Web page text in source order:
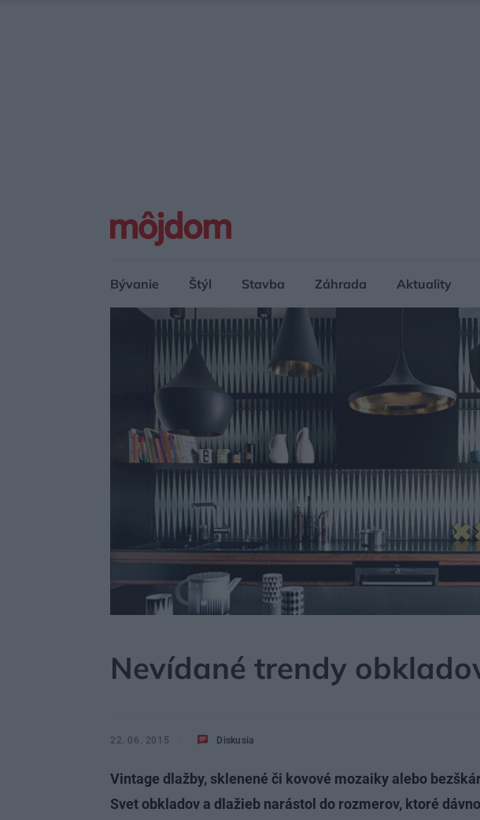
Bývanie Štýl Stavba Záhrada Aktuality
Nevídané trendy
22. 06. 2015 Diskusia
Vintage dlažby, sklenené či kovové mozaiky alebo
Svet obkladov a dlažieb narástol do rozmerov, ktoré